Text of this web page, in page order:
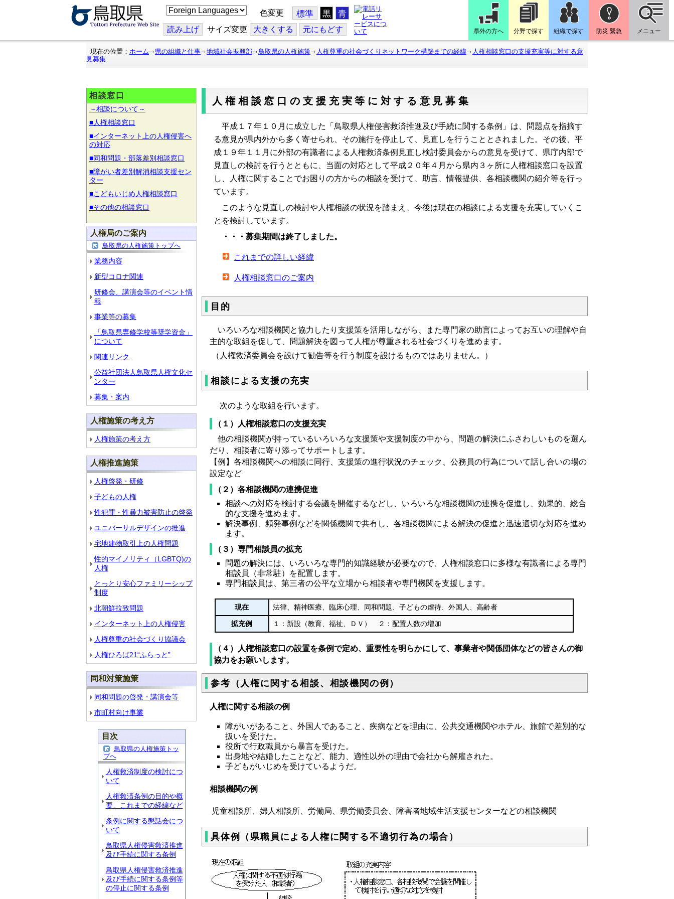
こ
の
ジ
を
翻
色変更 標準 黒 青
読み上げ サイズ変更 大きくする 元にもどす 県外の方へ 分野で探す 組織で探す 防災 緊急 メニュー
現在の位置： ホーム 県の組織と仕事 地域社会振興部 鳥取県の人権施策 人権尊重の社会づくりネットワーク構築までの経緯
人権相談窓口の支援充実等に対する意
見募集
相談窓口
～相談について～
■人権相談窓口
■インターネット上の人権侵害へ
の対応
■同和問題・部落差別相談窓口
■障がい者差別解消相談支援セン
ター
■こどもいじめ人権相談窓口
■その他の相談窓口
人権局のご案内
鳥取県の人権施策トップへ
業務内容
新型コロナ関連
研修会、講演会等のイベント情
報
事業等の募集
「鳥取県専修学校等奨学資金」
について
関連リンク
公益社団法人鳥取県人権文化セ
ンター
募集・案内
人権施策の考え方
人権施策の考え方
人権推進施策
人権啓発・研修
子どもの人権
性犯罪・性暴力被害防止の啓発
ユニバーサルデザインの推進
宅地建物取引上の人権問題
性的マイノリティ（LGBTQ)の
人権
とっとり安心ファミリーシップ
制度
北朝鮮拉致問題
インターネット上の人権侵害
人権尊重の社会づくり協議会
人権ひろば21“ふらっと”
同和対策施策
同和問題の啓発・講演会等
市町村向け事業
目次
鳥取県の人権施策トッ
プへ
人権救済制度の検討につ
いて
人権救済条例の目的や概
要、これまでの経緯など
条例に関する懇話会につ
いて
鳥取県人権侵害救済推進
及び手続に関する条例
鳥取県人権侵害救済推進
及び手続に関する条例等
の停止に関する条例
人権相談窓口の支援充実等に対する意見募集
平成１７年１０月に成立した「鳥取県人権侵害救済推進及び手続に関する条例」は、問題点を指摘す
る意見が県内外から多く寄せられ、その施行を停止して、見直しを行うこととされました。その後、平
成１９年１１月に外部の有識者による人権救済条例見直し検討委員会からの意見を受けて、県庁内部で
見直しの検討を行うとともに、当面の対応として平成２０年４月から県内３ヶ所に人権相談窓口を設置
し、人権に関することでお困りの方からの相談を受けて、助言、情報提供、各相談機関の紹介等を行っ
ています。
このような見直しの検討や人権相談の状況を踏まえ、今後は現在の相談による支援を充実していくこ
とを検討しています。
・・・募集期間は終了しました。
これまでの詳しい経緯
人権相談窓口のご案内
目的
いろいろな相談機関と協力したり支援策を活用しながら、また専門家の助言によってお互いの理解や自
主的な取組を促して、問題解決を図って人権が尊重される社会づくりを進めます。
（人権救済委員会を設けて勧告等を行う制度を設けるものではありません。）
相談による支援の充実
次のような取組を行います。
（１）人権相談窓口の支援充実
他の相談機関が持っているいろいろな支援策や支援制度の中から、問題の解決にふさわしいものを選ん
だり、相談者に寄り添ってサポートします。
【例】各相談機関への相談に同行、支援策の進行状況のチェック、公務員の行為について話し合いの場の
設定など
（２）各相談機関の連携促進
相談への対応を検討する会議を開催するなどし、いろいろな相談機関の連携を促進し、効果的、総合
的な支援を進めます。
解決事例、頻発事例などを関係機関で共有し、各相談機関による解決の促進と迅速適切な対応を進め
ます。
（３）専門相談員の拡充
問題の解決には、いろいろな専門的知識経験が必要なので、人権相談窓口に多様な有識者による専門
相談員（非常駐）を配置します。
専門相談員は、第三者の公平な立場から相談者や専門機関を支援します。
現在 法律、精神医療、臨床心理、同和問題、子どもの虐待、外国人、高齢者
拡充例 １：新設（教育、福祉、ＤＶ） ２：配置人数の増加
（４）人権相談窓口の設置を条例で定め、重要性を明らかにして、事業者や関係団体などの皆さんの御
協力をお願いします。
参考（人権に関する相談、相談機関の例）
人権に関する相談の例
障がいがあること、外国人であること、疾病などを理由に、公共交通機関やホテル、旅館で差別的な
扱いを受けた。
役所で行政職員から暴言を受けた。
出身地や結婚したことなど、能力、適性以外の理由で会社から解雇された。
子どもがいじめを受けているようだ。
相談機関の例
児童相談所、婦人相談所、労働局、県労働委員会、障害者地域生活支援センターなどの相談機関
具体例（県職員による人権に関する不適切行為の場合）